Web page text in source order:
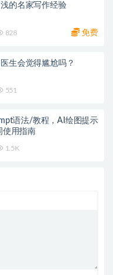
浅的名家写作经验
828 免费
生会觉得尴尬吗？
551
语法/教程，AI绘图提示
用指南
1.5K